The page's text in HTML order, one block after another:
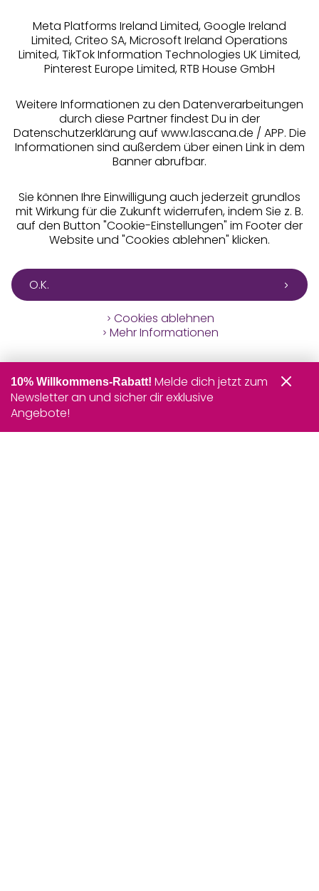
Alle Preise inkl. MwSt., zzgl.
Versandkosten
Meta Platforms Ireland Limited, Google Ireland
Limited, Criteo SA, Microsoft Ireland Operations
Limited, TikTok Information Technologies UK Limited,
Pinterest Europe Limited, RTB House GmbH
Weitere Informationen zu den Datenverarbeitungen
durch diese Partner findest Du in der
Datenschutzerklärung auf www.lascana.de / APP. Die
Informationen sind außerdem über einen Link in dem
Banner abrufbar.
Sie können Ihre Einwilligung auch jederzeit grundlos
mit Wirkung für die Zukunft widerrufen, indem Sie z. B.
auf den Button "Cookie-Einstellungen" im Footer der
Website und "Cookies ablehnen" klicken.
O.K.
Cookies ablehnen
Mehr Informationen
10% Willkommens-Rabatt! Melde dich jetzt zum
Newsletter an und sicher dir exklusive
Angebote!